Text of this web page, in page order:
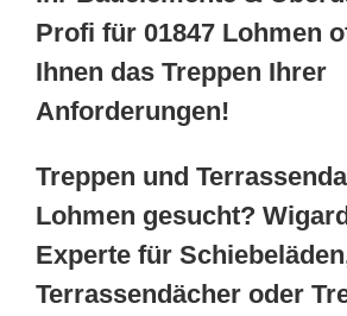
Profi für 01847 Lohmen
Ihnen das Treppen Ihrer
Anforderungen!
Treppen und
Lohmen gesucht?
Experte für
Terrassendächer oder